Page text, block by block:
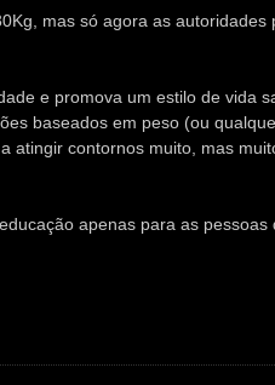
mas só agora as autoridades
e promova um estilo de vida
baseados em peso (ou
atingir contornos muito, mas
apenas para as pessoas